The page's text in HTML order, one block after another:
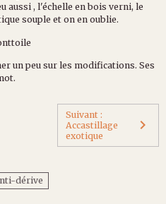
aussi , l'échelle en bois verni, le
souple et on en oublie.
un peu sur les modifications. Ses
Suivant :
Accastillage
exotique
dérive